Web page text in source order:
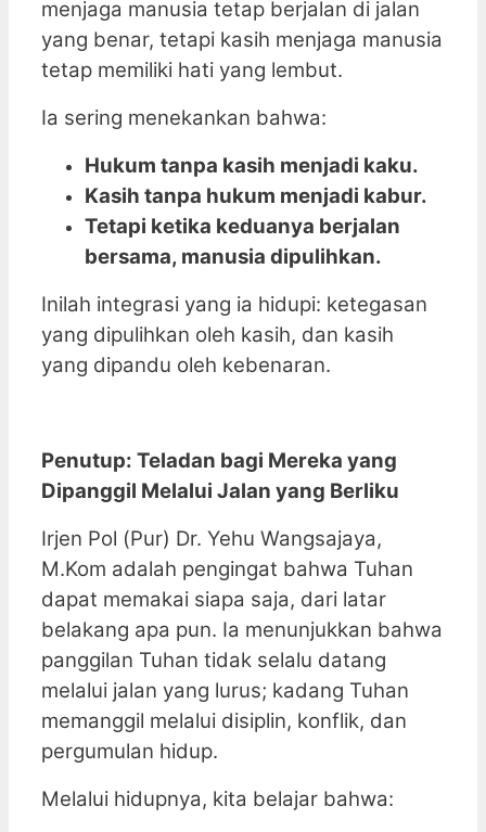
menjaga manusia tetap berjalan di jalan
yang benar, tetapi kasih menjaga manusia
tetap memiliki hati yang lembut.
Ia sering menekankan bahwa:
Hukum tanpa kasih menjadi kaku.
Kasih tanpa hukum menjadi kabur.
Tetapi ketika keduanya berjalan
bersama, manusia dipulihkan.
Inilah integrasi yang ia hidupi: ketegasan
yang dipulihkan oleh kasih, dan kasih
yang dipandu oleh kebenaran.
Penutup: Teladan bagi Mereka yang
Dipanggil Melalui Jalan yang Berliku
Irjen Pol (Pur) Dr. Yehu Wangsajaya,
M.Kom adalah pengingat bahwa Tuhan
dapat memakai siapa saja, dari latar
belakang apa pun. Ia menunjukkan bahwa
panggilan Tuhan tidak selalu datang
melalui jalan yang lurus; kadang Tuhan
memanggil melalui disiplin, konflik, dan
pergumulan hidup.
Melalui hidupnya, kita belajar bahwa: